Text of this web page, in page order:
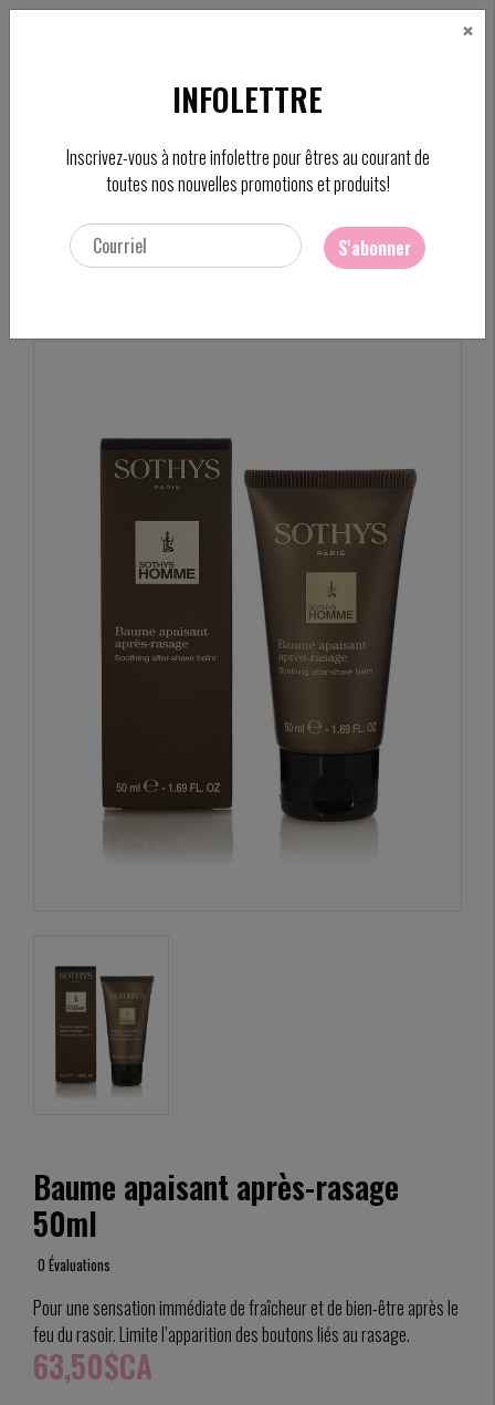
Ajouter pour comparer
Comparer les produits/ Imprimer
Baume apaisant après-rasage
50ml
0 Évaluations
Pour une sensation immédiate de fraîcheur et de bien-être après le
feu du rasoir. Limite l’apparition des boutons liés au rasage.
63,50$CA
×
INFOLETTRE
Inscrivez-vous à notre infolettre pour êtres au courant de
toutes nos nouvelles promotions et produits!
S'abonner